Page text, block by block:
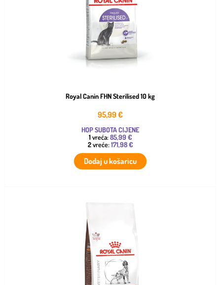
Royal Canin FHN Sterilised 10 kg
95,99€
HOP SUBOTA CIJENE
1vreća:85,99 €
2vreće:171,98 €
Dodaj u košaricu